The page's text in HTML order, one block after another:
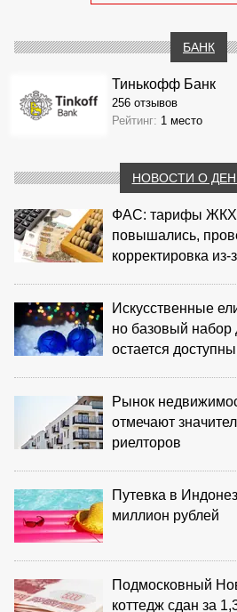
БАНК
Тинькофф Банк
256 отзывов
Рейтинг: 1 место
НОВОСТИ О
ФАС: тарифы ЖКХ
повышались,
корректировка
Искусственные
но базовый набор
остается
Рынок
отмечают
риелторов
Путевка в
миллион рублей
Подмосковный
коттедж сдан за